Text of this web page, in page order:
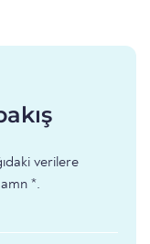
verilere
*.